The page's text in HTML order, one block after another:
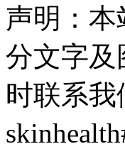
声明：
分文字及
时联系